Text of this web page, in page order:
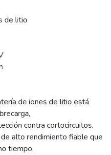
de litio
de iones de litio está
contra cortocircuitos.
alto rendimiento fiable que
tiempo.